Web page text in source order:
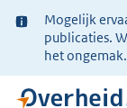
Ter
informatie:
Mogelijk
publicaties.
het ongemak.